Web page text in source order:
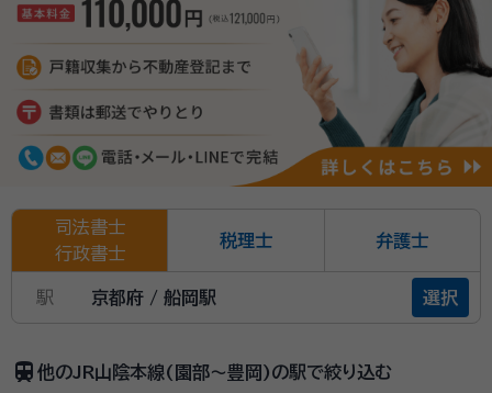
司法書士
行政書士
税理士 弁護士
駅 京都府 / 船岡駅 選択
train 他のJR山陰本線(園部～豊岡)の駅で絞り込む